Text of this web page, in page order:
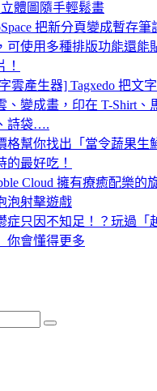
體圖隨手輕鬆畫
把新分頁變成暫存筆
可使用多種排版功能還能
！
雲產生器] Tagxedo 把文
、變成畫，印在 T-Shirt、
詩袋….
格幫你找出「當令蔬果生
的最好吃！
Cloud 擁有療癒配樂的
泡射擊遊戲
症只因不知足！？玩過「
你會懂得更多
Search